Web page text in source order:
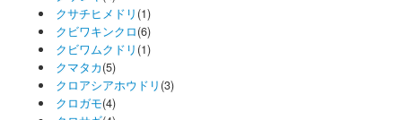
クサチヒメドリ (1)
クビワキンクロ(6)
クビワムクドリ (1)
クマタカ(5)
クロアシアホウドリ (3)
クロガモ(4)